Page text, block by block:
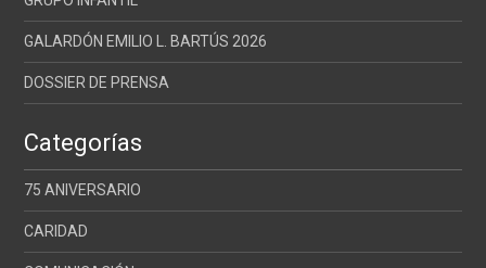
GALARDÓN EMILIO L. BARTÚS 2026
DOSSIER DE PRENSA
Categorías
75 ANIVERSARIO
CARIDAD